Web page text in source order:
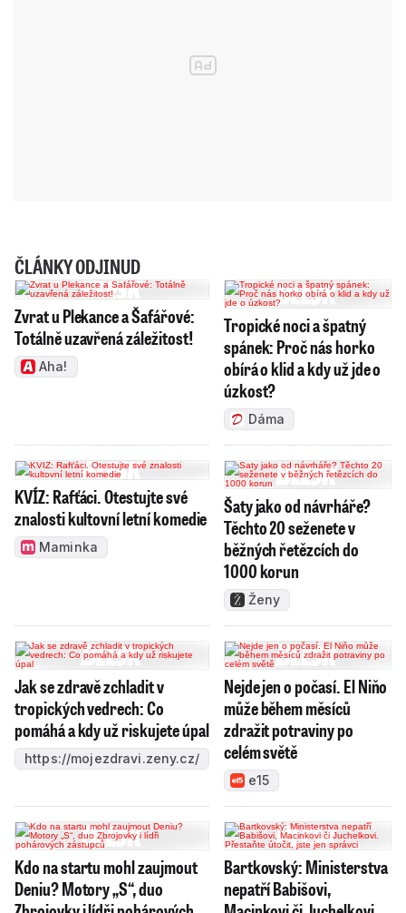
ČLÁNKY ODJINUD
Zvrat u Plekance a Šafářové:
Totálně uzavřená záležitost!
Aha!
Tropické noci a špatný
spánek: Proč nás horko
obírá o klid a kdy už jde o
úzkost?
Dáma
KVÍZ: Rafťáci. Otestujte své
znalosti kultovní letní komedie
Maminka
Šaty jako od návrháře?
Těchto 20 seženete v
běžných řetězcích do
1000 korun
Ženy
Jak se zdravě zchladit v
tropických vedrech: Co
pomáhá a kdy už riskujete úpal
https://mojezdravi.zeny.cz/
Nejde jen o počasí. El Niňo
může během měsíců
zdražit potraviny po
celém světě
e15
Kdo na startu mohl zaujmout
Deniu? Motory „S“, duo
Bartkovský: Ministerstva
nepatří Babišovi,